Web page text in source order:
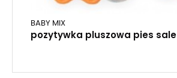
BABY MIX
pozytywka pluszowa pies sale